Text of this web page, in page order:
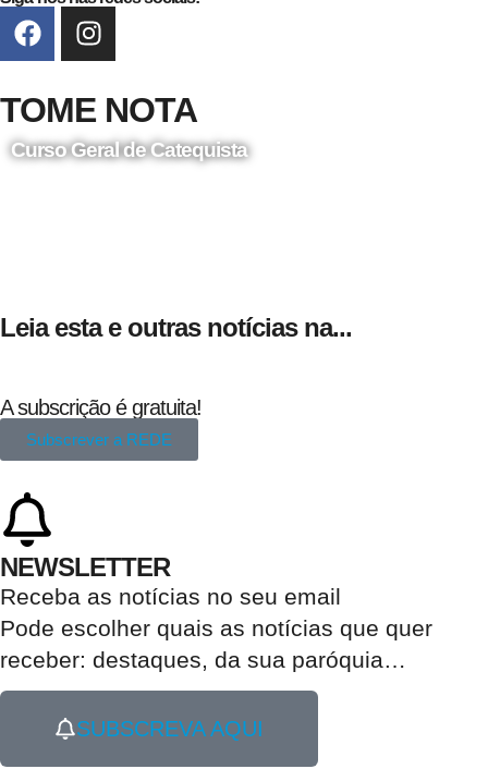
TOME NOTA
Curso Geral de Catequista
Leia esta e outras notícias na...
A subscrição é gratuita!
Subscrever a REDE
NEWSLETTER
Receba as notícias no seu email​
Pode escolher quais as notícias que quer
receber: destaques, da sua paróquia…
SUBSCREVA AQUI